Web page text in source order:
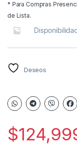
* Para Compras
de Lista.
Deseos
$